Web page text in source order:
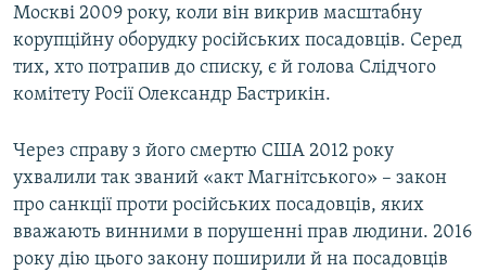
Москві 2009 року, коли він викрив масштабну
корупційну оборудку російських посадовців. Серед
тих, хто потрапив до списку, є й голова Слідчого
комітету Росії Олександр Бастрикін.
Через справу з його смертю США 2012 року
ухвалили так званий «акт Магнітського» – закон
про санкції проти російських посадовців, яких
вважають винними в порушенні прав людини. 2016
року дію цього закону поширили й на посадовців